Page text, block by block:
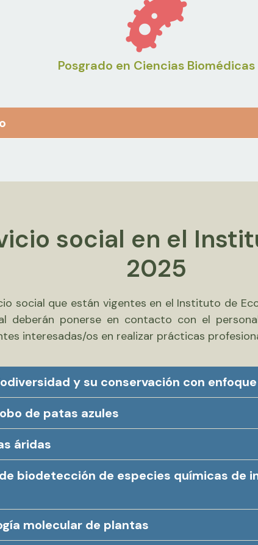
Posgrado en Ciencias Biomédicas
social en el
2025
social que están vigentes en el Instituto de
deberán ponerse en contacto con el
interesadas/os en realizar prácticas
y su conservación con
de patas azules
áridas
biodetección de especies químicas de
molecular de plantas